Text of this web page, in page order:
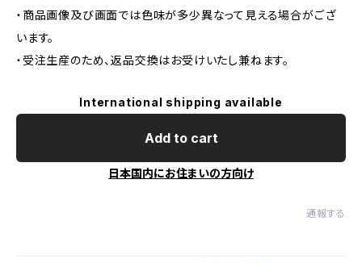
・商品画像及び画面では色味が多少異なって見える場合がござ
います。
・受注生産のため、返品交換はお受けいたし兼ねます。
International shipping available
Add to cart
日本国内にお住まいの方向け
通報する